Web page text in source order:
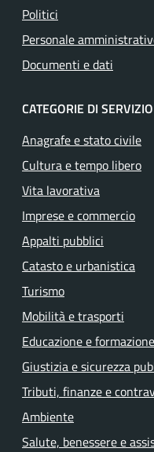
Politici
Personale
Documenti e dati
CATEGORIE DI SERVIZIO
Anagrafe e stato civile
Cultura e tempo libero
Vita lavorativa
Imprese e commercio
Appalti pubblici
Catasto e urbanistica
Turismo
Mobilità e trasporti
Educazione e formazione
Giustizia e sicurezza
Tributi, finanze e
Ambiente
Salute, benessere e